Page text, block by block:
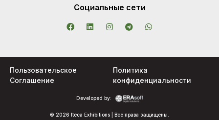
Социальные сети
© 2026 Iteca Exhibitions | Все права защищены.
Developed by:
Пользовательское
Соглашение
Политика
конфиденциальности